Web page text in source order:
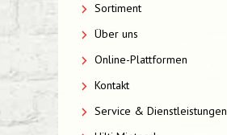
Sortiment
Über uns
Online-Plattformen
Kontakt
Service & Dienstleistungen